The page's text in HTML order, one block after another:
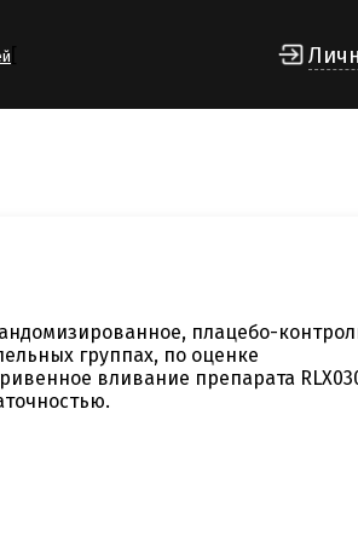
плацебо-
группах, по оценке
вливание препарата